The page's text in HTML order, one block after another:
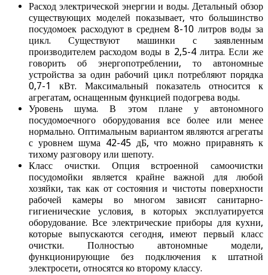
Расход электрической энергии и воды. Детальный обзор
существующих моделей показывает, что большинство
посудомоек расходуют в среднем 8-10 литров воды за
цикл. Существуют машинки с заявленным
производителем расходом воды в 2,5-4 литра. Если же
говорить об энергопотреблении, то автономные
устройства за один рабочий цикл потребляют порядка
0,7-1 кВт. Максимальный показатель относится к
агрегатам, оснащенным функцией подогрева воды.
Уровень шума. В этом плане у автономного
посудомоечного оборудования все более или менее
нормально. Оптимальным вариантом являются агрегаты
с уровнем шума 42-45 дБ, что можно приравнять к
тихому разговору или шепоту.
Класс очистки. Опция встроенной самоочистки
посудомойки является крайне важной для любой
хозяйки, так как от состояния и чистоты поверхности
рабочей камеры во многом зависят санитарно-
гигиенические условия, в которых эксплуатируется
оборудование. Все электрические приборы для кухни,
которые выпускаются сегодня, имеют первый класс
очистки. Полностью автономные модели,
функционирующие без подключения к штатной
электросети, относятся ко второму классу.